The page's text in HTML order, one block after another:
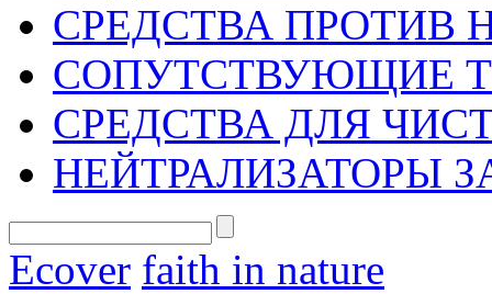
СРЕДСТВА ПРОТИВ
СОПУТСТВУЮЩИЕ
СРЕДСТВА ДЛЯ
НЕЙТРАЛИЗАТОРЫ
Ecover faith in nature